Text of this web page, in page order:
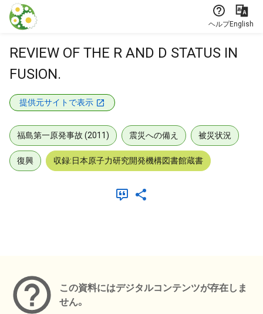
本文に飛ぶ
ヘルプEnglish
REVIEW OF THE R AND D STATUS IN
FUSION.
提供元サイトで表示
福島第一原発事故 (2011) 震災への備え 被災状況
復興 収録:日本原子力研究開発機構図書館蔵書
この資料にはデジタルコンテンツが存在しま
せん。